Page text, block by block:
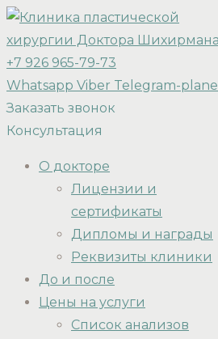
+7 926 965-79-73
Whatsapp Viber Telegram-plane
Заказать звонок
Консультация
О докторе
Лицензии и
сертификаты
Дипломы и награды
Реквизиты клиники
До и после
Цены на услуги
Список анализов